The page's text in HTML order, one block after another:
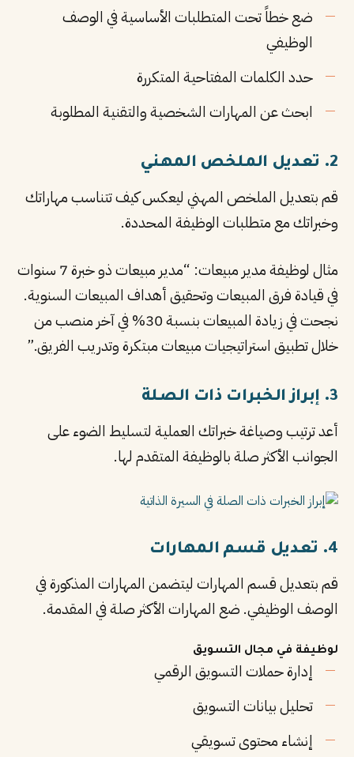
ضع خطاً تحت المتطلبات الأساسية في الوصف
الوظيفي
حدد الكلمات المفتاحية المتكررة
ابحث عن المهارات الشخصية والتقنية المطلوبة
2. تعديل الملخص المهني
قم بتعديل الملخص المهني ليعكس كيف تتناسب مهاراتك
وخبراتك مع متطلبات الوظيفة المحددة.
مثال لوظيفة مدير مبيعات: “مدير مبيعات ذو خبرة 7 سنوات
في قيادة فرق المبيعات وتحقيق أهداف المبيعات السنوية.
نجحت في زيادة المبيعات بنسبة 30% في آخر منصب من
خلال تطبيق استراتيجيات مبيعات مبتكرة وتدريب الفريق.”
3. إبراز الخبرات ذات الصلة
أعد ترتيب وصياغة خبراتك العملية لتسليط الضوء على
الجوانب الأكثر صلة بالوظيفة المتقدم لها.
4. تعديل قسم المهارات
قم بتعديل قسم المهارات ليتضمن المهارات المذكورة في
الوصف الوظيفي. ضع المهارات الأكثر صلة في المقدمة.
لوظيفة في مجال التسويق
إدارة حملات التسويق الرقمي
تحليل بيانات التسويق
إنشاء محتوى تسويقي